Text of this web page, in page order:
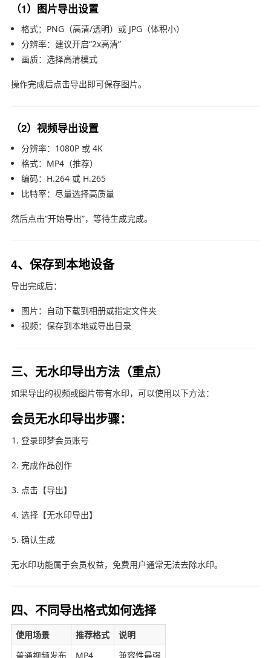
（1）图片导出设置
格式：PNG（高清/透明）或 JPG（体积小）
分辨率：建议开启“2x高清”
画质：选择高清模式
操作完成后点击导出即可保存图片。
（2）视频导出设置
分辨率：1080P 或 4K
格式：MP4（推荐）
编码：H.264 或 H.265
比特率：尽量选择高质量
然后点击“开始导出”，等待生成完成。
4、保存到本地设备
导出完成后：
图片：自动下载到相册或指定文件夹
视频：保存到本地或导出目录
三、无水印导出方法（重点）
如果导出的视频或图片带有水印，可以使用以下方法：
会员无水印导出步骤：
登录即梦会员账号
完成作品创作
点击【导出】
选择【无水印导出】
确认生成
无水印功能属于会员权益，免费用户通常无法去除水印。
四、不同导出格式如何选择
使用场景 推荐格式
说明
普通视频发布
MP4 兼容性最强